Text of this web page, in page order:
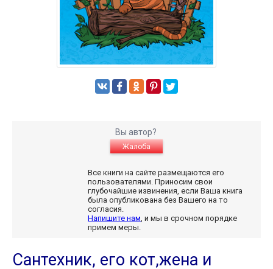
Вы автор?
Жалоба
Все книги на сайте размещаются его
пользователями. Приносим свои
глубочайшие извинения, если Ваша книга
была опубликована без Вашего на то
согласия.
Напишите нам, и мы в срочном порядке
примем меры.
Сантехник, его кот,жена и